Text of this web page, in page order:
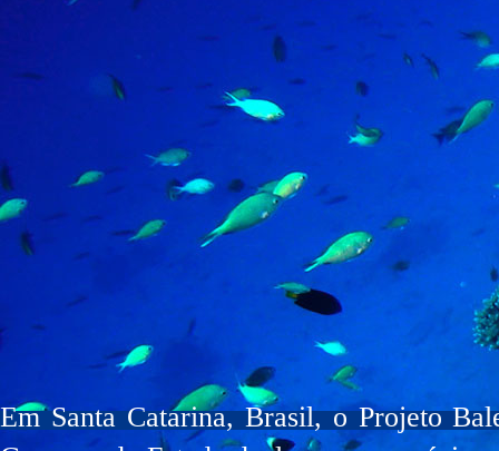
Em Santa Catarina, Brasil, o Projeto